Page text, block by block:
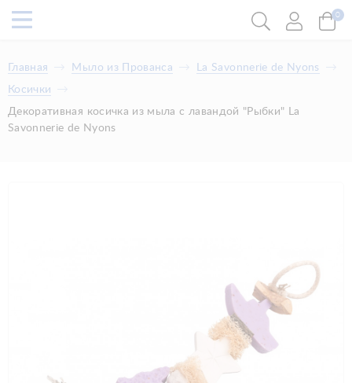
0
Главная Мыло из Прованса
La Savonnerie de Nyons
Косички
Декоративная косичка из мыла с лавандой "Рыбки" La
Savonnerie de Nyons